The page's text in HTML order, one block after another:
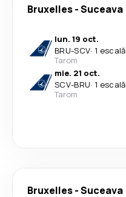
Bruxelles-Suceava
lun. 19 oct.
BRU-SCV· 1 escală
Tarom
mie. 21 oct.
SCV-BRU· 1 escală
Tarom
Bruxelles-Suceava